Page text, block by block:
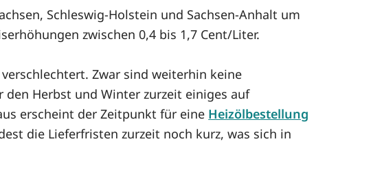
Schleswig-Holstein und Sachsen-Anhalt um
zwischen 0,4 bis 1,7 Cent/Liter.
Zwar sind weiterhin keine
Herbst und Winter zurzeit einiges auf
erscheint der Zeitpunkt für eine Heizölbestellung
die Lieferfristen zurzeit noch kurz, was sich in